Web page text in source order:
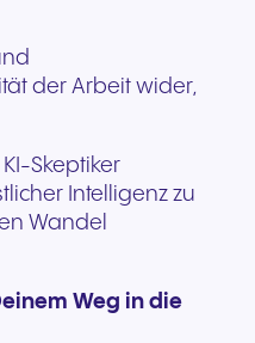
der Arbeit wider,
Skeptiker
Intelligenz zu
Wandel
Weg in die